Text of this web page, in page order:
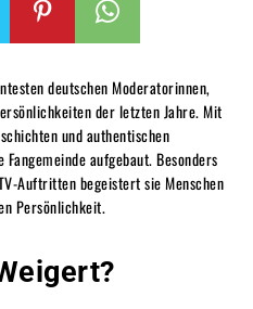
deutschen Moderatorinnen,
der letzten Jahre. Mit
und authentischen
aufgebaut. Besonders
Auftritten begeistert sie Menschen
Persönlichkeit.